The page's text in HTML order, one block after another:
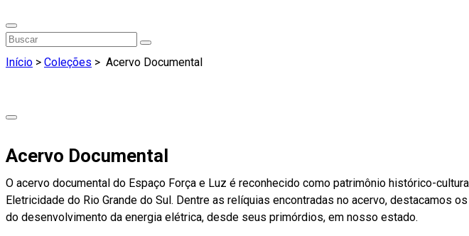
Início > Coleções > Acervo Documental
Acervo Documental
O acervo documental do Espaço Força e Luz é reconhecido como patrimônio histórico-
Eletricidade do Rio Grande do Sul. Dentre as relíquias encontradas no acervo, destacamos
do desenvolvimento da energia elétrica, desde seus primórdios, em nosso estado.